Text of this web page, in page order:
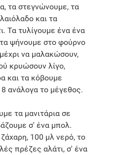
τα στεγνώνουμε, τα
και τα
Τα τυλίγουμε ένα ένα
ψήνουμε στο φούρνο
να μαλακώσουν,
κρυώσουν λίγο,
και τα κόβουμε
ανάλογα το μέγεθος.
τα μανιτάρια σε
σ' ένα μπολ.
100 μλ νερό, το
πρέζες αλάτι, σ' ένα